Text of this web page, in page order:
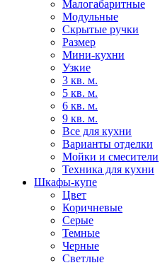
Малогабаритные
Модульные
Скрытые ручки
Размер
Мини-кухни
Узкие
3 кв. м.
5 кв. м.
6 кв. м.
9 кв. м.
Все для кухни
Варианты отделки
Мойки и смесители
Техника для кухни
Шкафы-купе
Цвет
Коричневые
Серые
Темные
Черные
Светлые